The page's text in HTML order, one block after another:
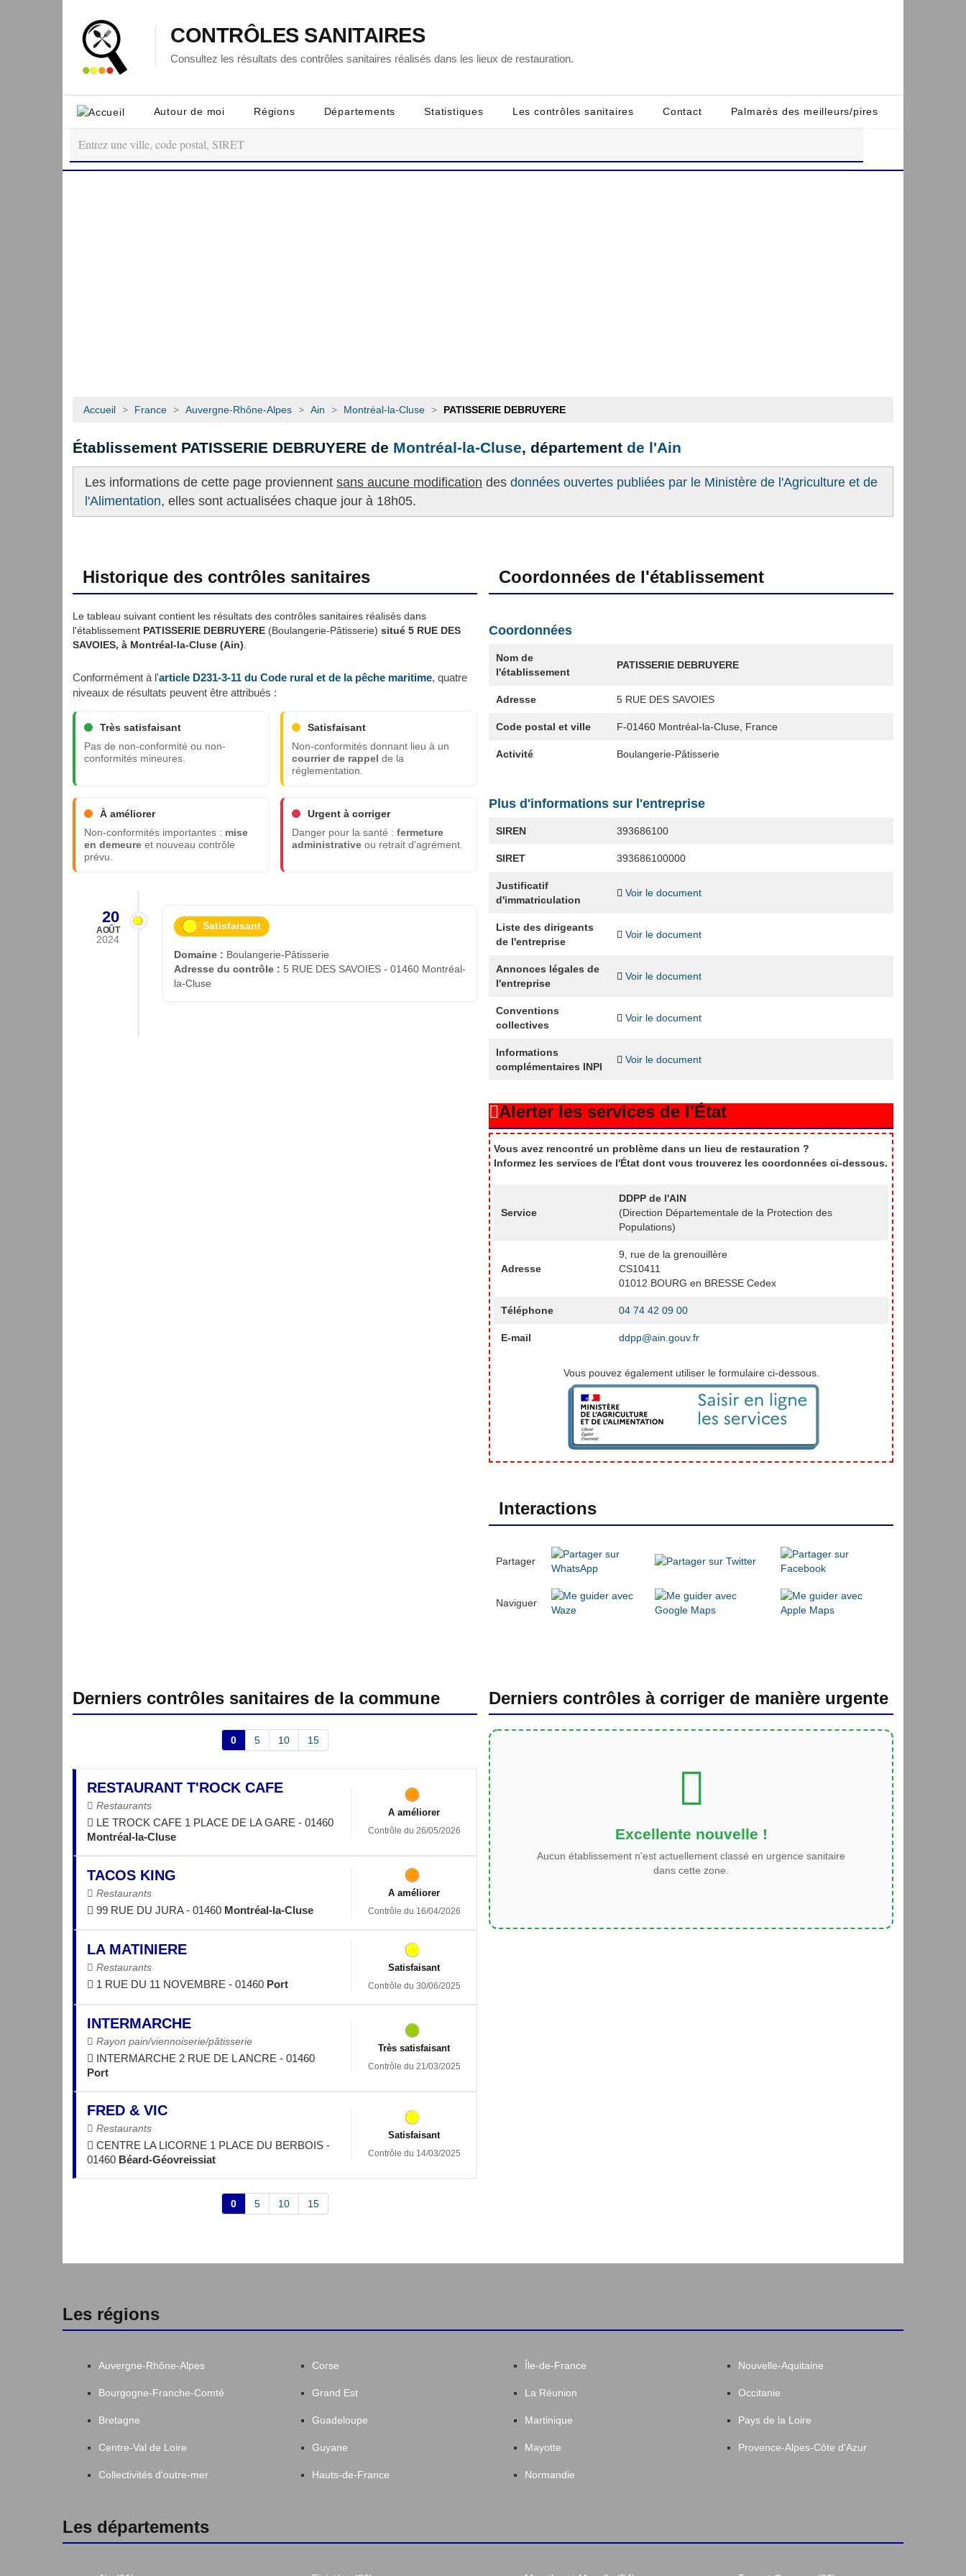
CONTRÔLES SANITAIRES
Consultez les résultats des contrôles sanitaires réalisés dans les lieux de restauration.
Autour de moi Régions Départements Statistiques Les contrôles sanitaires Contact Palmarès des meilleurs/pires
Accueil > France > Auvergne-Rhône-Alpes > Ain > Montréal-la-Cluse > PATISSERIE DEBRUYERE
Établissement PATISSERIE DEBRUYERE de Montréal-la-Cluse, département de l'Ain
Les informations de cette page proviennent sans aucune modification des données ouvertes publiées par le Ministère de l'Agriculture et de
l'Alimentation, elles sont actualisées chaque jour à 18h05.
Historique des contrôles sanitaires
Le tableau suivant contient les résultats des contrôles sanitaires réalisés dans
l'établissement PATISSERIE DEBRUYERE (Boulangerie-Pâtisserie) situé 5 RUE DES
SAVOIES, à Montréal-la-Cluse (Ain)
Conformément à l'article D231-3-11 du Code rural et de la pêche maritime, quatre
niveaux de résultats peuvent être attribués :
Très satisfaisant
Pas de non-conformité ou non-
conformités mineures.
Satisfaisant
Non-conformités donnant lieu à un
courrier de rappel de la
réglementation.
À améliorer
Non-conformités importantes : mise
en demeure et nouveau contrôle
prévu.
Urgent à corriger
Danger pour la santé : fermeture
administrative ou retrait d'agrément.
20
AOÛT
2024
Satisfaisant
Domaine : Boulangerie-Pâtisserie
Adresse du contrôle : 5 RUE DES SAVOIES - 01460 Montréal-
la-Cluse
Coordonnées de l'établissement
Coordonnées
Nom de
l'établissement
PATISSERIE DEBRUYERE
Adresse 5 RUE DES SAVOIES
Code postal et ville F-01460 Montréal-la-Cluse, France
Activité Boulangerie-Pâtisserie
Plus d'informations sur l'entreprise
SIREN 393686100
SIRET 393686100000
Justificatif
d'immatriculation
Voir le document
Liste des dirigeants
de l'entreprise
Voir le document
Annonces légales de
l'entreprise
Voir le document
Conventions
collectives
Voir le document
Informations
complémentaires INPI
Voir le document
Alerter les services de l'État
Vous avez rencontré un problème dans un lieu de restauration ?
Informez les services de l'État dont vous trouverez les coordonnées ci-dessous.
Service
DDPP de l'AIN
(Direction Départementale de la Protection des
Populations)
Adresse
9, rue de la grenouillère
CS10411
01012 BOURG en BRESSE Cedex
Téléphone 04 74 42 09 00
E-mail ddpp@ain.gouv.fr
Vous pouvez également utiliser le formulaire ci-dessous.
Interactions
Partager
Naviguer
Derniers contrôles sanitaires de la commune
0 5 10 15
RESTAURANT T'ROCK CAFE
Restaurants
LE TROCK CAFE 1 PLACE DE LA GARE - 01460
Montréal-la-Cluse
A améliorer
Contrôle du 26/05/2026
TACOS KING
Restaurants
99 RUE DU JURA - 01460 Montréal-la-Cluse
A améliorer
Contrôle du 16/04/2026
LA MATINIERE
Restaurants
1 RUE DU 11 NOVEMBRE - 01460 Port
Satisfaisant
Contrôle du 30/06/2025
INTERMARCHE
Rayon pain/viennoiserie/pâtisserie
INTERMARCHE 2 RUE DE L ANCRE - 01460
Port
Très satisfaisant
Contrôle du 21/03/2025
FRED & VIC
Restaurants
CENTRE LA LICORNE 1 PLACE DU BERBOIS -
01460 Béard-Géovreissiat
Satisfaisant
Contrôle du 14/03/2025
0 5 10 15
Derniers contrôles à corriger de manière urgente
Excellente nouvelle !
Aucun établissement n'est actuellement classé en urgence sanitaire
dans cette zone.
Les régions
Auvergne-Rhône-Alpes
Bourgogne-Franche-Comté
Bretagne
Centre-Val de Loire
Collectivités d'outre-mer
Corse
Grand Est
Guadeloupe
Guyane
Hauts-de-France
Île-de-France
La Réunion
Martinique
Mayotte
Normandie
Nouvelle-Aquitaine
Occitanie
Pays de la Loire
Provence-Alpes-Côte d'Azur
Les départements